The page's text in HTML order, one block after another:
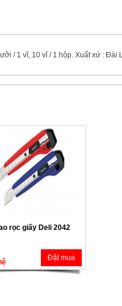
/ 1 vĩ, 10 vĩ / 1 hộp. Xuất xứ : Đài
rọc giấy Deli 2042
Đặt mua